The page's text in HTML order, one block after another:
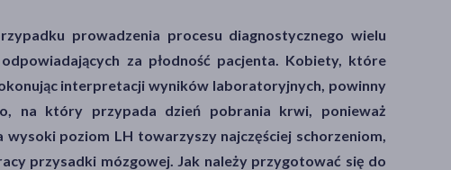
prowadzenia procesu diagnostycznego wielu
za płodność pacjenta. Kobiety, które
interpretacji wyników laboratoryjnych, powinny
na który przypada dzień pobrania krwi, ponieważ
poziom LH towarzyszy najczęściej schorzeniom,
przysadki mózgowej. Jak należy przygotować się do